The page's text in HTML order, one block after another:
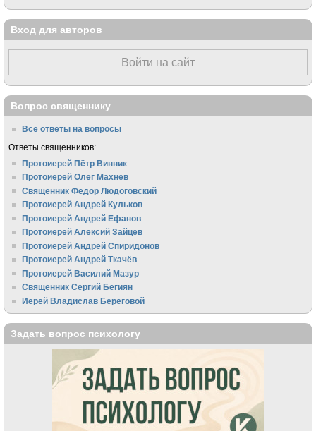
Вход для авторов
Войти на сайт
Вопрос священнику
Все ответы на вопросы
Ответы священников:
Протоиерей Пётр Винник
Протоиерей Олег Махнёв
Священник Федор Людоговский
Протоиерей Андрей Кульков
Протоиерей Андрей Ефанов
Протоиерей Алексий Зайцев
Протоиерей Андрей Спиридонов
Протоиерей Андрей Ткачёв
Протоиерей Василий Мазур
Священник Сергий Бегиян
Иерей Владислав Береговой
Задать вопрос психологу